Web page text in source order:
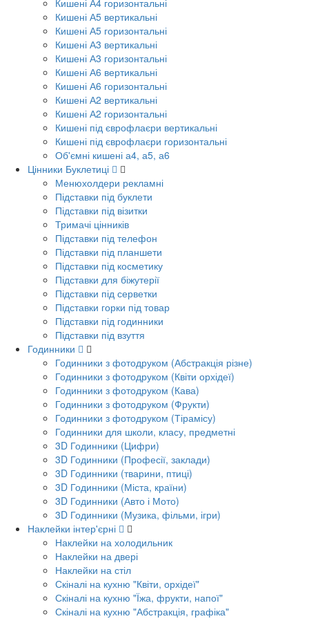
Кишені А4 горизонтальні
Кишені А5 вертикальні
Кишені А5 горизонтальні
Кишені А3 вертикальні
Кишені А3 горизонтальні
Кишені А6 вертикальні
Кишені А6 горизонтальні
Кишені А2 вертикальні
Кишені А2 горизонтальні
Кишені під єврофлаєри вертикальні
Кишені під єврофлаєри горизонтальні
Об'ємні кишені а4, а5, а6
Цінники Буклетиці
Менюхолдери рекламні
Підставки під буклети
Підставки під візитки
Тримачі цінників
Підставки під телефон
Підставки під планшети
Підставки під косметику
Підставки для біжутерії
Підставки під серветки
Підставки горки під товар
Підставки під годинники
Підставки під взуття
Годинники
Годинники з фотодруком (Абстракція різне)
Годинники з фотодруком (Квіти орхідеї)
Годинники з фотодруком (Кава)
Годинники з фотодруком (Фрукти)
Годинники з фотодруком (Тірамісу)
Годинники для школи, класу, предметні
3D Годинники (Цифри)
3D Годинники (Професії, заклади)
3D Годинники (тварини, птиці)
3D Годинники (Міста, країни)
3D Годинники (Авто і Мото)
3D Годинники (Музика, фільми, ігри)
Наклейки інтер'єрні
Наклейки на холодильник
Наклейки на двері
Наклейки на стіл
Скіналі на кухню "Квіти, орхідеї"
Скіналі на кухню "Їжа, фрукти, напої"
Скіналі на кухню "Абстракція, графіка"